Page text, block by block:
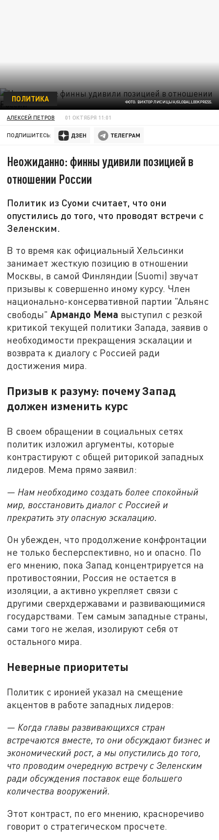
ФОТО: ВИКТОР ЛИСИЦЫН/GLOBALLOOKPRESS.
ПОЛИТИКА
АЛЕКСЕЙ ПЕТРОВ 01 ОКТЯБРЯ 11:01
ПОДПИШИТЕСЬ:
Неожиданно: финны удивили позицией в
отношении России
Политик из Суоми считает, что они
опустились до того, что проводят встречи с
Зеленским.
В то время как официальный Хельсинки
занимает жесткую позицию в отношении
Москвы, в самой Финляндии (Suomi) звучат
призывы к совершенно иному курсу. Член
национально-консервативной партии "Альянс
свободы"Армандо Мема выступил с резкой
критикой текущей политики Запада, заявив о
необходимости прекращения эскалации и
возврата к диалогу с Россией ради
достижения мира.
Призыв к разуму: почему Запад
должен изменить курс
В своем обращении в социальных сетях
политик изложил аргументы, которые
контрастируют с общей риторикой западных
лидеров. Мема прямо заявил:
— Нам необходимо создать более спокойный
мир, восстановить диалог с Россией и
прекратить эту опасную эскалацию.
Он убежден, что продолжение конфронтации
не только бесперспективно, но и опасно. По
его мнению, пока Запад концентрируется на
противостоянии, Россия не остается в
изоляции, а активно укрепляет связи с
другими сверхдержавами и развивающимися
государствами. Тем самым западные страны,
сами того не желая, изолируют себя от
остального мира.
Неверные приоритеты
Политик с иронией указал на смещение
акцентов в работе западных лидеров:
— Когда главы развивающихся стран
встречаются вместе, то они обсуждают бизнес и
экономический рост, а мы опустились до того,
что проводим очередную встречу с Зеленским
ради обсуждения поставок еще большего
количества вооружений.
Этот контраст, по его мнению, красноречиво
говорит о стратегическом просчете.